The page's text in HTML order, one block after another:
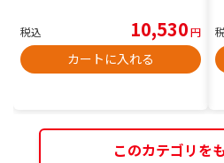
税込 10,530円
カートに入れる
このカテゴリを